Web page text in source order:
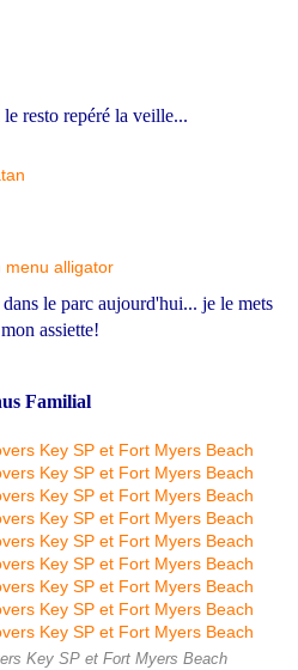
resto repéré la veille...
le parc aujourd'hui... je le mets
assiette!
Familial
Key SP et Fort Myers Beach